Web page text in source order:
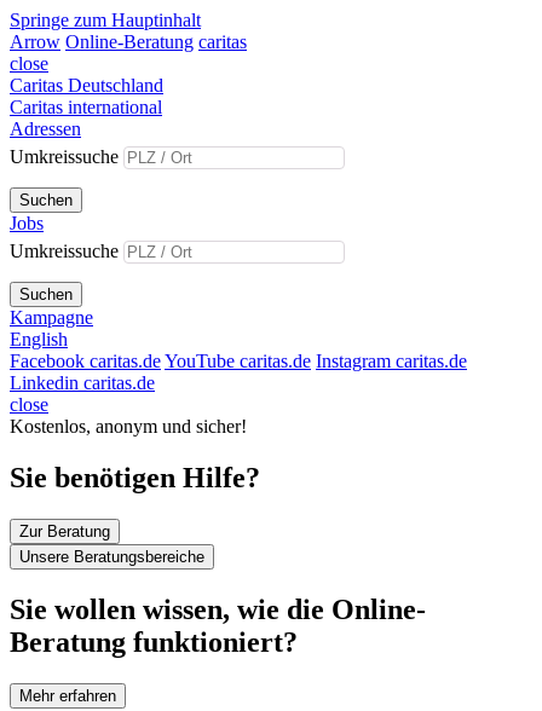
Springe zum Hauptinhalt
Arrow Online-Beratung caritas
close
Caritas Deutschland
Caritas international
Adressen
Umkreissuche
Suchen
Jobs
Umkreissuche
Suchen
Kampagne
English
Facebook caritas.deYouTube caritas.de Instagram caritas.de
Linkedin caritas.de
close
Kostenlos, anonym und sicher!
Sie benötigen Hilfe?
Zur Beratung
Unsere Beratungsbereiche
Sie wollen wissen, wie die Online-
Beratung funktioniert?
Mehr erfahren